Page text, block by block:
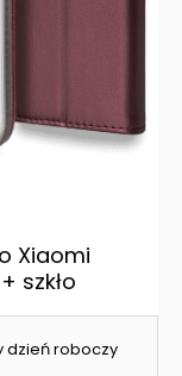
dzień roboczy
Xiaomi
szkło